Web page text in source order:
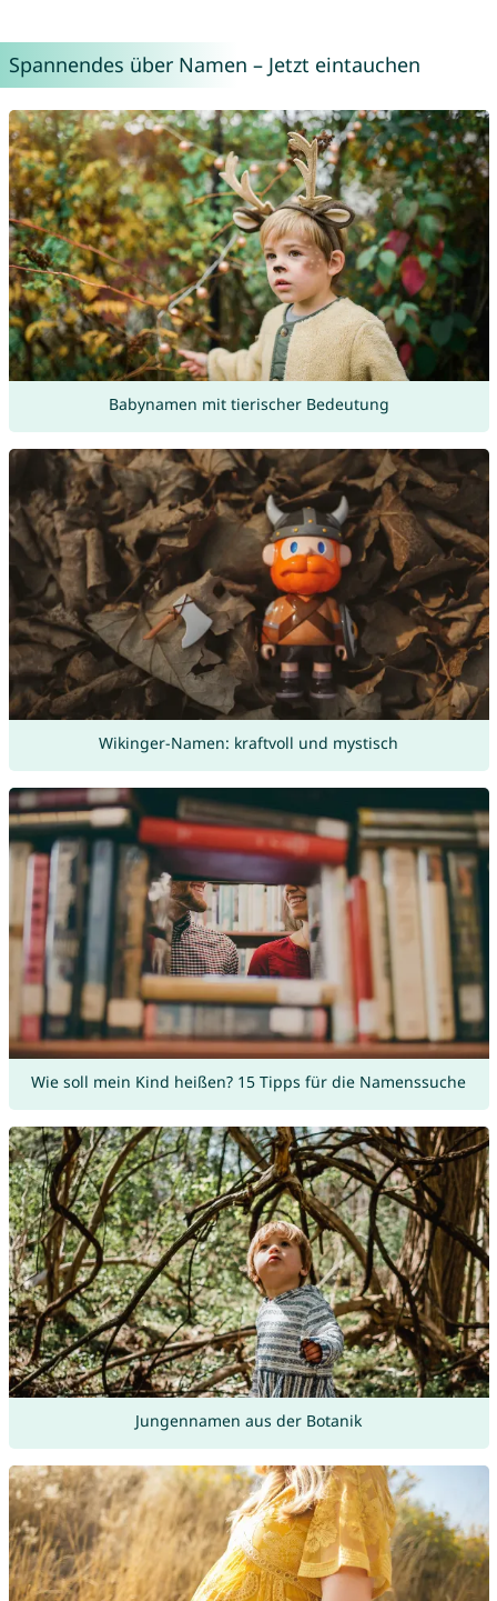
Spannendes über Namen – Jetzt eintauchen
Babynamen mit tierischer Bedeutung
Wikinger-Namen: kraftvoll und mystisch
Wie soll mein Kind heißen? 15 Tipps für die Namenssuche
Jungennamen aus der Botanik